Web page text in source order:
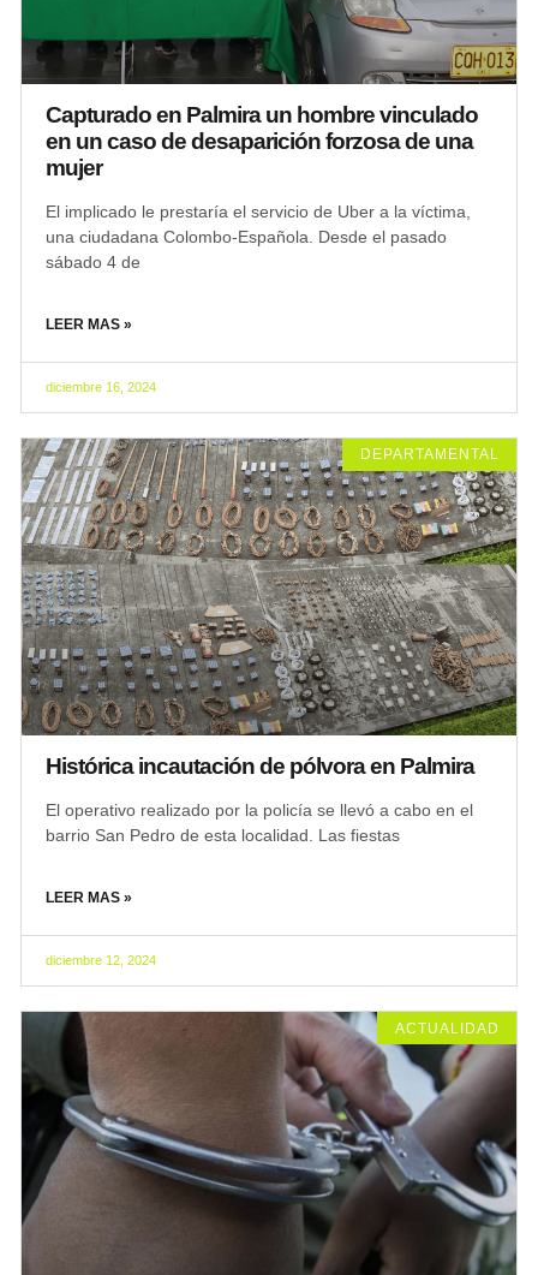
Capturado en Palmira un hombre vinculado
en un caso de desaparición forzosa de una
mujer
El implicado le prestaría el servicio de Uber a la víctima,
una ciudadana Colombo-Española. Desde el pasado
sábado 4 de
LEER MAS »
diciembre 16, 2024
DEPARTAMENTAL
Histórica incautación de pólvora en Palmira
El operativo realizado por la policía se llevó a cabo en el
barrio San Pedro de esta localidad. Las fiestas
LEER MAS »
diciembre 12, 2024
ACTUALIDAD